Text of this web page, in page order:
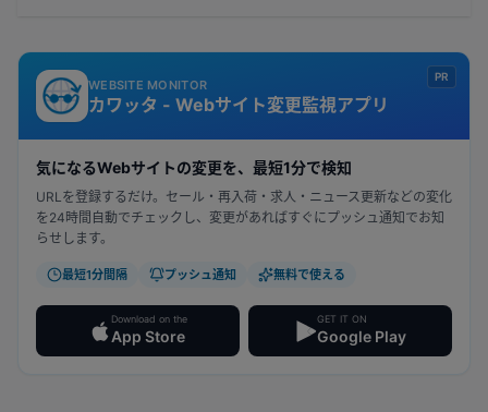
PR
WEBSITE MONITOR
カワッタ - Webサイト変更監視アプリ
気になるWebサイトの変更を、最短1分で検知
URLを登録するだけ。セール・再入荷・求人・ニュース更新などの変化
を24時間自動でチェックし、変更があればすぐにプッシュ通知でお知
らせします。
最短1分間隔 プッシュ通知 無料で使える
Download on the
App Store
GET IT ON
Google Play